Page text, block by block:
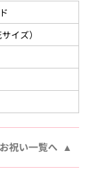
イズ）
祝い一覧へ